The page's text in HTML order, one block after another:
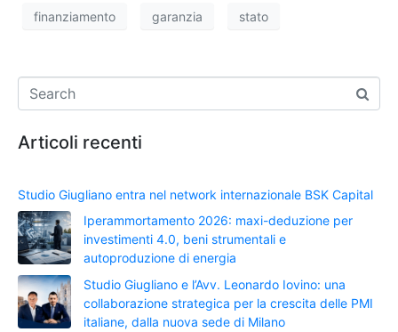
finanziamento garanzia stato
Articoli recenti
Studio Giugliano entra nel network internazionale BSK Capital
Iperammortamento 2026: maxi-deduzione per
investimenti 4.0, beni strumentali e
autoproduzione di energia
Studio Giugliano e l’Avv. Leonardo Iovino: una
collaborazione strategica per la crescita delle PMI
italiane, dalla nuova sede di Milano